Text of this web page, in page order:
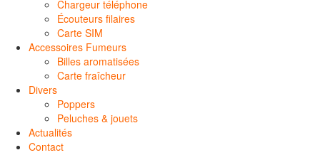
Chargeur téléphone
Écouteurs filaires
Carte SIM
Accessoires Fumeurs
Billes aromatisées
Carte fraîcheur
Divers
Poppers
Peluches & jouets
Actualités
Contact